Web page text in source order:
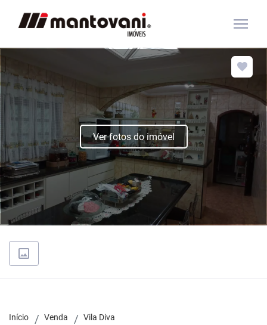
menu
Ver fotos do imóvel
Início Venda Vila Diva